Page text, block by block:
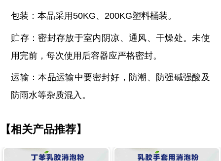
包装：本品采用50KG、200KG塑料桶装。
贮存：密封存放于室内阴凉、通风、干燥处。未使
用完前，每次使用后容器应严格密封。
运输：本品运输中要密封好，防潮、防强碱强酸及
防雨水等杂质混入。
【相关产品推荐】